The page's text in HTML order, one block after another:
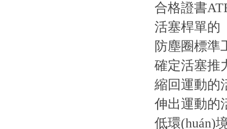
合格證書
活塞桿單的
防塵圈標準
確定活塞推
縮回運動的
伸出運動的
低環(huán)